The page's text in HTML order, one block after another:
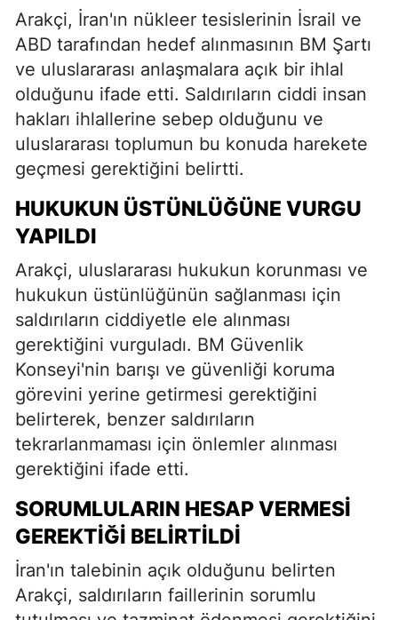
Arakçi, İran'ın nükleer tesislerinin İsrail ve
ABD tarafından hedef alınmasının BM Şartı
ve uluslararası anlaşmalara açık bir ihlal
olduğunu ifade etti. Saldırıların ciddi insan
hakları ihlallerine sebep olduğunu ve
uluslararası toplumun bu konuda harekete
geçmesi gerektiğini belirtti.
HUKUKUN ÜSTÜNLÜĞÜNE VURGU
YAPILDI
Arakçi, uluslararası hukukun korunması ve
hukukun üstünlüğünün sağlanması için
saldırıların ciddiyetle ele alınması
gerektiğini vurguladı. BM Güvenlik
Konseyi'nin barışı ve güvenliği koruma
görevini yerine getirmesi gerektiğini
belirterek, benzer saldırıların
tekrarlanmaması için önlemler alınması
gerektiğini ifade etti.
SORUMLULARIN HESAP VERMESI
GEREKTIĞI BELIRTILDI
İran'ın talebinin açık olduğunu belirten
Arakçi, saldırıların faillerinin sorumlu